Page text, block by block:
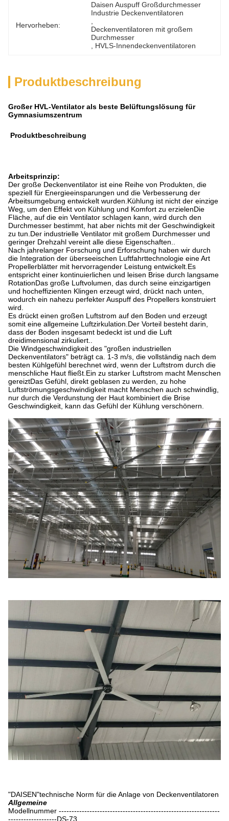
Hervorheben:
Daisen Auspuff Großdurchmesser
Industrie Deckenventilatoren
Deckenventilatoren mit großem
Durchmesser
HVLS-Innendeckenventilatoren
Produktbeschreibung
Großer HVL-Ventilator als beste Belüftungslösung für
Gymnasiumszentrum
Produktbeschreibung
Arbeitsprinzip:
Der große Deckenventilator ist eine Reihe von Produkten, die
speziell für Energieeinsparungen und die Verbesserung der
Arbeitsumgebung entwickelt wurden.Kühlung ist nicht der einzige
Weg, um den Effekt von Kühlung und Komfort zu erzielenDie
Fläche, auf die ein Ventilator schlagen kann, wird durch den
Durchmesser bestimmt, hat aber nichts mit der Geschwindigkeit
zu tun.Der industrielle Ventilator mit großem Durchmesser und
geringer Drehzahl vereint alle diese Eigenschaften..
Nach jahrelanger Forschung und Erforschung haben wir durch
die Integration der überseeischen Luftfahrttechnologie eine Art
Propellerblätter mit hervorragender Leistung entwickelt.Es
entspricht einer kontinuierlichen und leisen Brise durch langsame
RotationDas große Luftvolumen, das durch seine einzigartigen
und hocheffizienten Klingen erzeugt wird, drückt nach unten,
wodurch ein nahezu perfekter Auspuff des Propellers konstruiert
wird.
Es drückt einen großen Luftstrom auf den Boden und erzeugt
somit eine allgemeine Luftzirkulation.Der Vorteil besteht darin,
dass der Boden insgesamt bedeckt ist und die Luft
dreidimensional zirkuliert..
Die Windgeschwindigkeit des "großen industriellen
Deckenventilators" beträgt ca. 1-3 m/s, die vollständig nach dem
besten Kühlgefühl berechnet wird, wenn der Luftstrom durch die
menschliche Haut fließt.Ein zu starker Luftstrom macht Menschen
gereiztDas Gefühl, direkt geblasen zu werden, zu hohe
Luftströmungsgeschwindigkeit macht Menschen auch schwindlig,
nur durch die Verdunstung der Haut kombiniert die Brise
Geschwindigkeit, kann das Gefühl der Kühlung verschönern.
"DAISEN"technische Norm für die Anlage von Deckenventilatoren
Allgemeine
Modellnummer ---------------------------------------------------------------
-------------------DS-73